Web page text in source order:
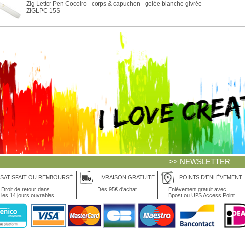
Zig Letter Pen Cocoiro - corps & capuchon - gelée blanche givrée
ZIGLPC-15S
>> NEWSLETTER
SATISFAIT OU REMBOURSÉ
Droit de retour dans
les 14 jours ouvrables
LIVRAISON GRATUITE
Dès 95€ d'achat
POINTS D'ENLÈVEMENT
Enlèvement gratuit avec
Bpost ou UPS Access Point